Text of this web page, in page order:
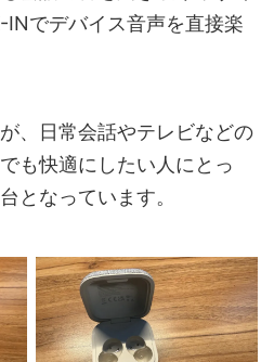
でデバイス音声を直接楽
、日常会話やテレビなどの
も快適にしたい人にとっ
となっています。